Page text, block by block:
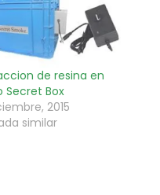
de resina en
Secret Box
2015
similar